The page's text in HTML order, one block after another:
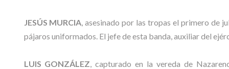
JESÚS MURCIA , asesinado por las tropas el primero de
pájaros uniformados. El jefe de esta banda, auxiliar del
LUIS GONZÁLEZ , capturado en la vereda de